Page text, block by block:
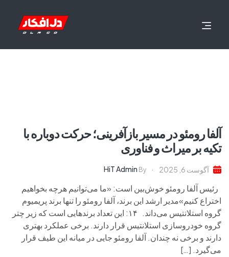
آلفا رومئو در مسیر بازآفرینی؛ حرکت دوباره با
تکیه بر میراث و فناوری
آگوست 6, 2025 By
HiT Admin
رئیس آلفا رومئو خوش‌بین است: «ما می‌توانیم هرچه بخواهیم
اختراع کنیم»مدیر ارشد این برند، آلفا رومئو را تنها برند پریمیوم
گروه استلانتیس می‌داند. ۱۴: این تعداد برندهایی است که زیر چتر
گروه خودروسازی استلانتیس قرار دارند. برخی عملکرد بهتری
دارند و برخی نه چندان. آلفا رومئو جایی در میانه این طیف قرار
می‌گیرد. […]